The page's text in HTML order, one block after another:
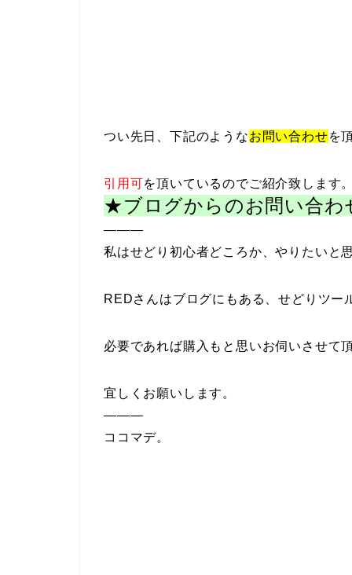
つい先日、下記のようなお問い合わせを
引用可を頂いているのでご紹介致します。
★ブログからのお問い合わ
———
私はせどり初心者どころか、やりたいと
REDさんはブログにもある、せどりツー
必要であれば購入もと思いお伺いさせて
宜しくお願いします。
———
ココマデ。